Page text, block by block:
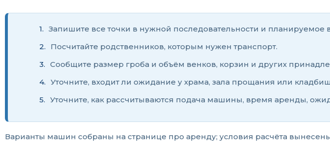
Запишите все точки в нужной последовательности и
Посчитайте родственников, которым нужен транспорт.
Сообщите размер гроба и объём венков, корзин и других
Уточните, входит ли ожидание у храма, зала прощания или
Уточните, как рассчитываются подача машины, время аренды,
Варианты машин собраны на странице про аренду; условия расчёта